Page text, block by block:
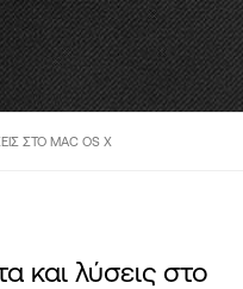
ΣΤΟ MAC OS X
και λύσεις στο